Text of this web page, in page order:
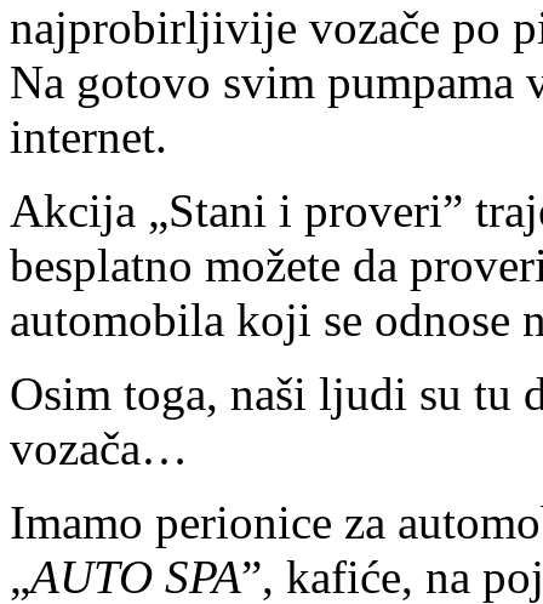
najprobirljivije vozače po
Na gotovo svim pumpama
internet.
Akcija „Stani i proveri”
besplatno možete da
automobila koji se odnose
Osim toga, naši ljudi su tu
vozača…
Imamo perionice za
„AUTO SPA”, kafiće, na